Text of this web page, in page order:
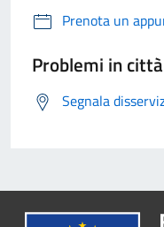
Prenota un
Problemi in città
Segnala